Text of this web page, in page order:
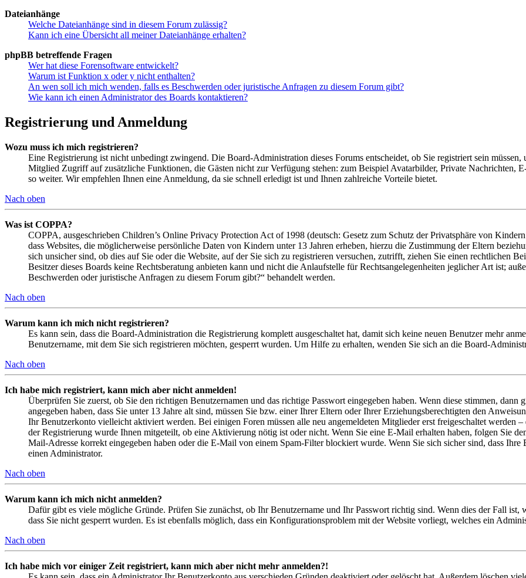
Dateianhänge
Welche Dateianhänge sind in diesem Forum zulässig?
Kann ich eine Übersicht all meiner Dateianhänge erhalten?
phpBB betreffende Fragen
Wer hat diese Forensoftware entwickelt?
Warum ist Funktion x oder y nicht enthalten?
An wen soll ich mich wenden, falls es Beschwerden oder juristische Anfragen zu diesem Forum gibt?
Wie kann ich einen Administrator des Boards kontaktieren?
Registrierung und Anmeldung
Wozu muss ich mich registrieren?
Eine Registrierung ist nicht unbedingt zwingend. Die Board-Administration dieses Forums entscheidet, ob Sie registriert sein
Mitglied Zugriff auf zusätzliche Funktionen, die Gästen nicht zur Verfügung stehen: zum Beispiel Avatarbilder, Private Nachrichten,
so weiter. Wir empfehlen Ihnen eine Anmeldung, da sie schnell erledigt ist und Ihnen zahlreiche Vorteile bietet.
Nach oben
Was ist COPPA?
COPPA, ausgeschrieben Children’s Online Privacy Protection Act of 1998 (deutsch: Gesetz zum Schutz der Privatsphäre von
dass Websites, die möglicherweise persönliche Daten von Kindern unter 13 Jahren erheben, hierzu die Zustimmung der Eltern
sich unsicher sind, ob dies auf Sie oder die Website, auf der Sie sich zu registrieren versuchen, zutrifft, ziehen Sie einen rechtlichen
Besitzer dieses Boards keine Rechtsberatung anbieten kann und nicht die Anlaufstelle für Rechtsangelegenheiten jeglicher Art ist;
Beschwerden oder juristische Anfragen zu diesem Forum gibt?“ behandelt werden.
Nach oben
Warum kann ich mich nicht registrieren?
Es kann sein, dass die Board-Administration die Registrierung komplett ausgeschaltet hat, damit sich keine neuen Benutzer mehr
Benutzername, mit dem Sie sich registrieren möchten, gesperrt wurden. Um Hilfe zu erhalten, wenden Sie sich an die Board-
Nach oben
Ich habe mich registriert, kann mich aber nicht anmelden!
Überprüfen Sie zuerst, ob Sie den richtigen Benutzernamen und das richtige Passwort eingegeben haben. Wenn diese stimmen, dann
angegeben haben, dass Sie unter 13 Jahre alt sind, müssen Sie bzw. einer Ihrer Eltern oder Ihrer Erziehungsberechtigten den
Ihr Benutzerkonto vielleicht aktiviert werden. Bei einigen Foren müssen alle neu angemeldeten Mitglieder erst freigeschaltet werden
der Registrierung wurde Ihnen mitgeteilt, ob eine Aktivierung nötig ist oder nicht. Wenn Sie eine E-Mail erhalten haben, folgen Sie
Mail-Adresse korrekt eingegeben haben oder die E-Mail von einem Spam-Filter blockiert wurde. Wenn Sie sich sicher sind, dass
einen Administrator.
Nach oben
Warum kann ich mich nicht anmelden?
Dafür gibt es viele mögliche Gründe. Prüfen Sie zunächst, ob Ihr Benutzername und Ihr Passwort richtig sind. Wenn dies der Fall ist,
dass Sie nicht gesperrt wurden. Es ist ebenfalls möglich, dass ein Konfigurationsproblem mit der Website vorliegt, welches ein
Nach oben
Ich habe mich vor einiger Zeit registriert, kann mich aber nicht mehr anmelden?!